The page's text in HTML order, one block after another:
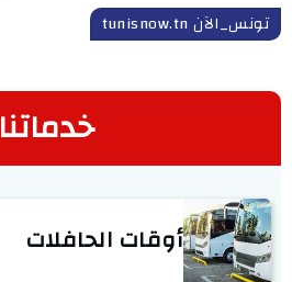
تونس_الآن tunisnow.tn
خدماتنا
أوقات الحافلات